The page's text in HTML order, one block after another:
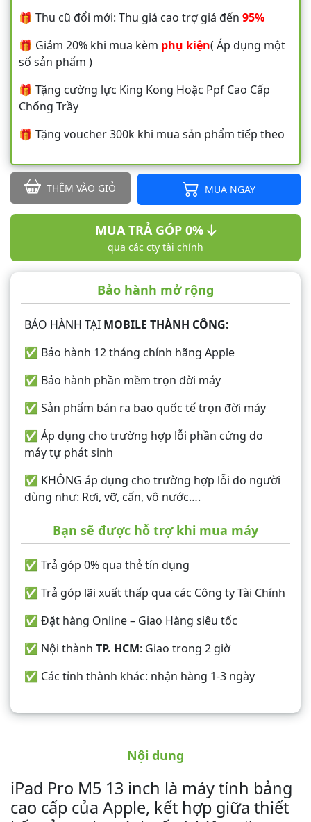
🎁 Thu cũ đổi mới: Thu giá cao trợ giá đến 95%
🎁 Giảm 20% khi mua kèm phụ kiện( Áp dụng một
số sản phẩm )
🎁 Tặng cường lực King Kong Hoặc Ppf Cao Cấp
Chống Trầy
🎁 Tặng voucher 300k khi mua sản phẩm tiếp theo
THÊM VÀO GIỎ MUA NGAY
MUA TRẢ GÓP 0%
qua các cty tài chính
Bảo hành mở rộng
BẢO HÀNH TẠI MOBILE THÀNH CÔNG:
✅ Bảo hành 12 tháng chính hãng Apple
✅ Bảo hành phần mềm trọn đời máy
✅ Sản phẩm bán ra bao quốc tế trọn đời máy
✅ Áp dụng cho trường hợp lỗi phần cứng do
máy tự phát sinh
✅ KHÔNG áp dụng cho trường hợp lỗi do người
dùng như: Rơi, vỡ, cấn, vô nước….
Bạn sẽ được hỗ trợ khi mua máy
✅ Trả góp 0% qua thẻ tín dụng
✅ Trả góp lãi xuất thấp qua các Công ty Tài Chính
✅ Đặt hàng Online – Giao Hàng siêu tốc
✅ Nội thành TP. HCM: Giao trong 2 giờ
✅ Các tỉnh thành khác: nhận hàng 1-3 ngày
Nội dung
iPad Pro M5 13 inch là máy tính bảng
cao cấp của Apple, kết hợp giữa thiết